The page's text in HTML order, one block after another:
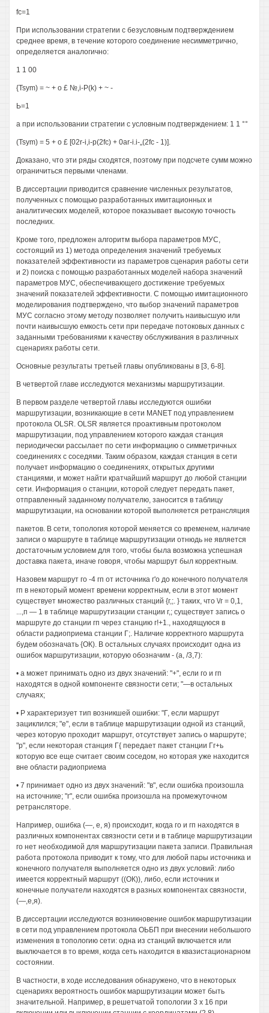
fc=1
При использовании стратегии с безусловным подтверждением
среднее время, в течение которого соединение несимметрично,
определяется аналогично:
1 1 00
{Tsym) = ~ + о £ №,i-P(k) + ~ -
Ь=1
а при использовании стратегии с условным подтверждением: 1 1 °°
(Tsym) = 5 + о £ [02r-i,i-p(2fc) + 0ar-i.i-„(2fc - 1)].
Доказано, что эти ряды сходятся, поэтому при подсчете сумм можно
ограничиться первыми членами.
В диссертации приводится сравнение численных результатов,
полученных с помощью разработанных имитационных и
аналитических моделей, которое показывает высокую точность
последних.
Кроме того, предложен алгоритм выбора параметров МУС,
состоящий из 1) метода определения значений требуемых
показателей эффективности из параметров сценария работы сети
и 2) поиска с помощью разработанных моделей набора значений
параметров МУС, обеспечивающего достижение требуемых
значений показателей эффективности. С помощью имитационного
моделирования подтверждено, что выбор значений параметров
МУС согласно этому методу позволяет получить наивысшую или
почти наивысшую емкость сети при передаче потоковых данных с
заданными требованиями к качеству обслуживания в различных
сценариях работы сети.
Основные результаты третьей главы опубликованы в [3, 6-8].
В четвертой главе исследуются механизмы маршрутизации.
В первом разделе четвертой главы исследуются ошибки
маршрутизации, возникающие в сети MANET под управлением
протокола OLSR. OLSR является проактивным протоколом
маршрутизации, под управлением которого каждая станция
периодически рассылает по сети информацию о симметричных
соединениях с соседями. Таким образом, каждая станция в сети
получает информацию о соединениях, открытых другими
станциями, и может найти кратчайший маршрут до любой станции
сети. Информация о станции, которой следует передать пакет,
отправленный заданному получателю, заносится в таблицу
маршрутизации, на основании которой выполняется ретрансляция
пакетов. В сети, топология которой меняется со временем, наличие
записи о маршруте в таблице маршрутизации отнюдь не является
достаточным условием для того, чтобы была возможна успешная
доставка пакета, иначе говоря, чтобы маршрут был корректным.
Назовем маршрут го -4 гп от источника г'о до конечного получателя
гп в некоторый момент времени корректным, если в этот момент
существует множество различных станций {г,;. } таких, что \/г = 0,1,
...,п — 1 в таблице маршрутизации станции г,; существует запись о
маршруте до станции гп через станцию г!+1., находящуюся в
области радиоприема станции Г;. Наличие корректного маршрута
будем обозначать {ОК). В остальных случаях происходит одна из
ошибок маршрутизации, которую обозначим - (а, /3,7):
• а может принимать одно из двух значений: "+", если го и гп
находятся в одной компоненте связности сети; "—в остальных
случаях;
• Р характеризует тип возникшей ошибки: "Г, если маршрут
зациклился; "е", если в таблице маршрутизации одной из станций,
через которую проходит маршрут, отсутствует запись о маршруте;
"р", если некоторая станция Г{ передает пакет станции Гг+ь
которую все еще считает своим соседом, но которая уже находится
вне области радиоприема
• 7 принимает одно из двух значений: "в", если ошибка произошла
на источнике; "г", если ошибка произошла на промежуточном
ретрансляторе.
Например, ошибка (—, е, я) происходит, когда го и гп находятся в
различных компонентах связности сети и в таблице маршрутизации
го нет необходимой для маршрутизации пакета записи. Правильная
работа протокола приводит к тому, что для любой пары источника и
конечного получателя выполняется одно из двух условий: либо
имеется корректный маршрут ((ОК)), либо, если источник и
конечные получатели находятся в разных компонентах связности,
(—,е,я).
В диссертации исследуются возникновение ошибок маршрутизации
в сети под управлением протокола ОЬБП при внесении небольшого
изменения в топологию сети: одна из станций включается или
выключается в то время, когда сеть находится в квазистационарном
состоянии.
В частности, в ходе исследования обнаружено, что в некоторых
сценариях вероятность ошибок маршрутизации может быть
значительной. Например, в решетчатой топологии 3 х 16 при